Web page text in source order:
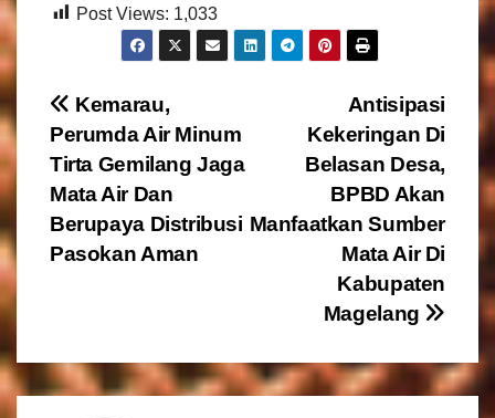
Post Views: 1,033
N
a
v
i
s
Antisipasi
Kekeringan Di
Belasan Desa,
BPBD Akan
Manfaatkan Sumber
Mata Air Di
Kabupaten
Magelang
Kemarau,
Perumda Air Minum
Tirta Gemilang Jaga
Mata Air Dan
Berupaya Distribusi
Pasokan Aman